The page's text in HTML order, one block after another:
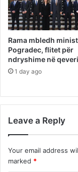
Rama mbledh
Pogradec, flitet për
ndryshime në qeveri
1 day ago
Leave a Reply
Your email address
marked *